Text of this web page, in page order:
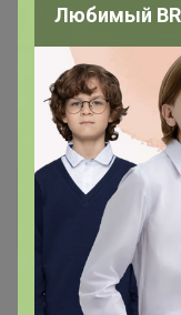
10 декабря, 2020
нюр@, Добрый
нюр@
Мастер
10 декабря, 2020
Любимый